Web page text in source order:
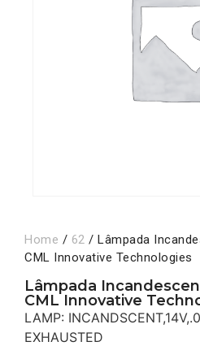
Home / 62 / Lâmpada
CML Innovative Technologies
Lâmpada
CML Innovative
LAMP:
EXHAUSTED